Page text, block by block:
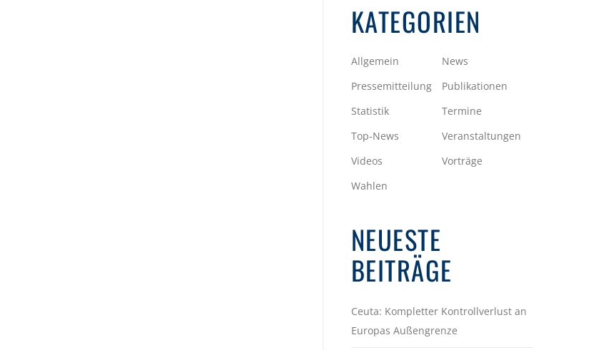
KATEGORIEN
Allgemein
News
Pressemitteilung
Publikationen
Statistik
Termine
Top-News
Veranstaltungen
Videos
Vorträge
Wahlen
NEUESTE
BEITRÄGE
Ceuta: Kompletter Kontrollverlust an
Europas Außengrenze